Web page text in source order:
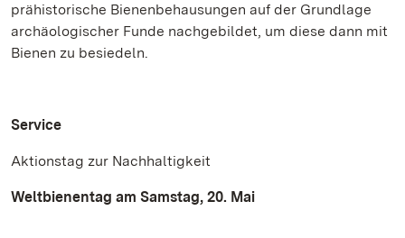
prähistorische Bienenbehausungen auf der Grundlage
archäologischer Funde nachgebildet, um diese dann mit
Bienen zu besiedeln.
Service
Aktionstag zur Nachhaltigkeit
Weltbienentag am Samstag, 20. Mai